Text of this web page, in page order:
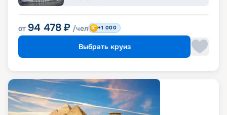
от 94 478 ₽ /чел +1 000
Выбрать круиз